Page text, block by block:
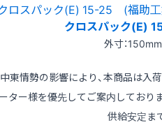
クロスパック(E)
外寸：
東情勢の影響により、本商品は入
ター様を優先してご案内しており
供給安定ま